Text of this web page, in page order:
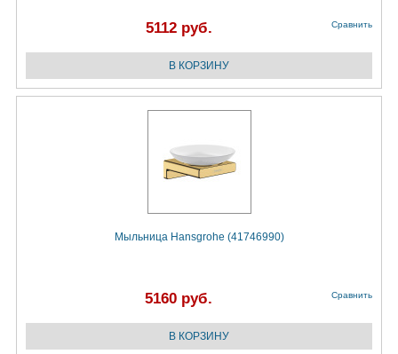
5112 руб. Сравнить
Мыльница Hansgrohe (41746990)
5160 руб. Сравнить